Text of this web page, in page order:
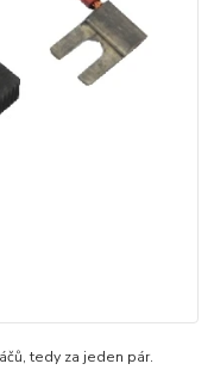
tedy za jeden pár.